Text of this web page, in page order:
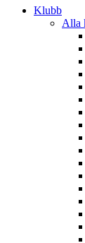
Klubb
Alla